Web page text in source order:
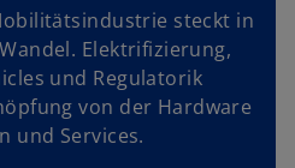
steckt in
Elektrifizierung,
und Regulatorik
von der Hardware
und Services.